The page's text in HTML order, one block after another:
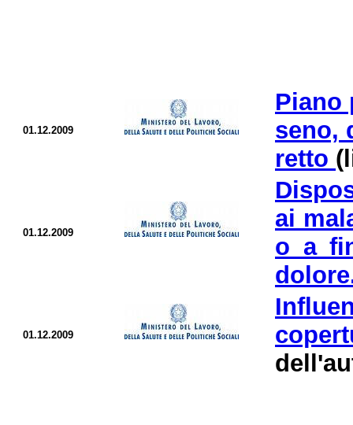
01.12.2009
Piano
seno,
retto
01.12.2009
ai
o a
01.12.2009